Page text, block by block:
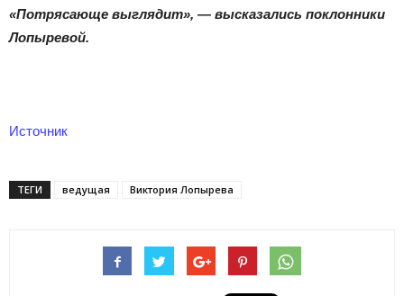
«Потрясающе выглядит», — высказались поклонники
Лопыревой.
Источник
ТЕГИ ведущая Виктория Лопырева